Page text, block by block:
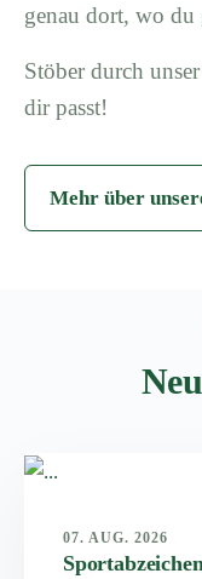
genau dort, wo du
Stöber durch
dir passt!
Mehr über
07. AUG. 2026